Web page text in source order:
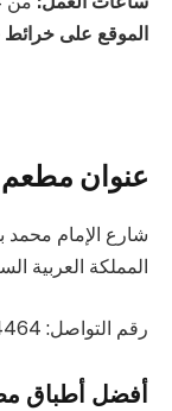
الموقع على
عنوان مطعم
المملكة العربية
رقم التواصل: ‏‪+966 11 544 4464‬‏
أفضل أطباق